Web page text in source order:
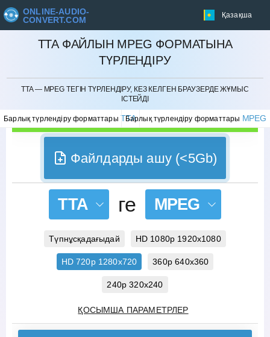
ONLINE-AUDIO-
CONVERT.COM
Қазақша
TTA ФАЙЛЫН MPEG ФОРМАТЫНА
ТҮРЛЕНДІРУ
TTA — MPEG ТЕГІН ТҮРЛЕНДІРУ, КЕЗ КЕЛГЕН БРАУЗЕРДЕ ЖҰМЫС
ІСТЕЙДІ
Барлық түрлендіру форматтары TTA
Барлық түрлендіру форматтары MPEG
Файлдарды ашу (<5Gb)
TTA ге MPEG
Түпнұсқадағыдай HD 1080p 1920x1080
HD 720p 1280x720 360p 640x360
240p 320x240
ҚОСЫМША ПАРАМЕТРЛЕР